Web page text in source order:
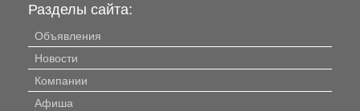
Разделы сайта:
Объявления
Новости
Компании
Афиша